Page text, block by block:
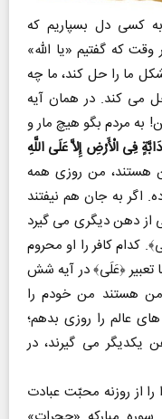
کسی دل بسپاریم که
که گفتیم «یا الله»
ما را حل کند، ما چه
می کند. در همان آیه
به مردم بگو هیچ مار و
فِی الْأَرْضِ إِلاَّ عَلَی اللَّهِ
من هستند، من روزی همه
اگر به جان هم نیفتند
از دهن دیگری می گیرد
کدام کافر را او محروم
تعبیر ﴿عَلَی﴾ در آیه شش
من هستند من خودم را
عالم را روزی بدهم؛
یکدیگر می گیرند، در
از روزنه محبّت عبادت